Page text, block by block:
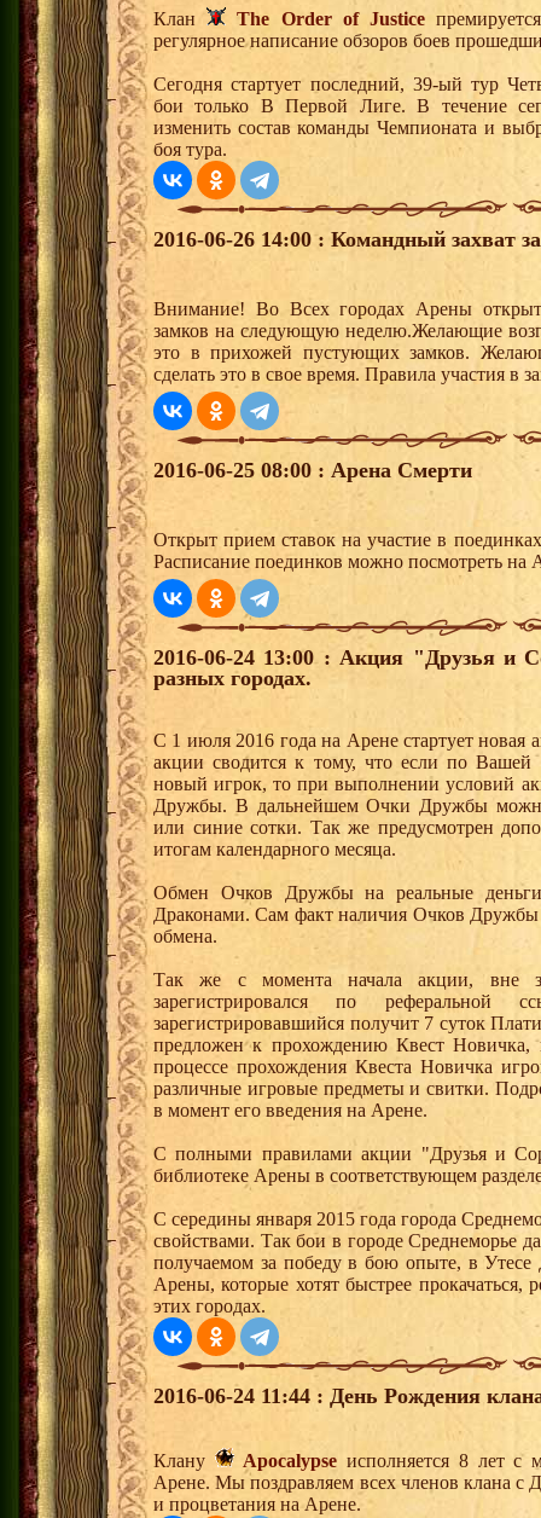
Клан The Order of Justice
регулярное написание обзоров боев
Сегодня стартует последний, 39-ый тур
бои только В Первой Лиге. В течение
изменить состав команды Чемпионата и
боя тура.
2016-06-26 14:00 : Командный захват
Внимание! Во Всех городах Арены
замков на следующую неделю.Желающие
это в прихожей пустующих замков.
сделать это в свое время. Правила участия в
2016-06-25 08:00 : Арена Смерти
Открыт прием ставок на участие в
Расписание поединков можно посмотреть на
2016-06-24 13:00 : Акция "Друзья и
разных городах.
С 1 июля 2016 года на Арене стартует
акции сводится к тому, что если по Вашей
новый игрок, то при выполнении условий
Дружбы. В дальнейшем Очки Дружбы можно
или синие сотки. Так же предусмотрен
итогам календарного месяца.
Обмен Очков Дружбы на реальные деньги
Драконами. Сам факт наличия Очков Дружбы
обмена.
Так же с момента начала акции, вне
зарегистрировался по
зарегистрировавшийся получит 7 суток
предложен к прохождению Квест
процессе прохождения Квеста Новичка
различные игровые предметы и свитки.
в момент его введения на Арене.
С полными правилами акции "Друзья и
библиотеке Арены в соответствующем
С середины января 2015 года города
свойствами. Так бои в городе Среднеморье
получаемом за победу в бою опыте, в
Арены, которые хотят быстрее прокачаться,
этих городах.
2016-06-24 11:44 : День Рождения
Клану Apocalypse исполняется 8 лет с
Арене. Мы поздравляем всех членов клана с
и процветания на Арене.